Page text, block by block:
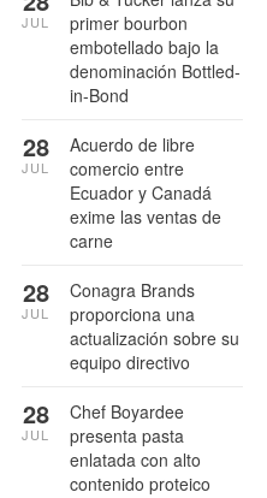
primer bourbon
embotellado bajo la
denominación Bottled-
in-Bond
JUL
Acuerdo de libre
comercio entre
Ecuador y Canadá
exime las ventas de
carne
28
JUL
Conagra Brands
proporciona una
actualización sobre su
equipo directivo
28
JUL
Chef Boyardee
presenta pasta
enlatada con alto
contenido proteico
28
JUL